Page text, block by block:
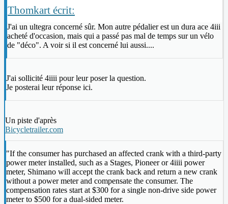
Thomkart écrit:
J'ai un ultegra concerné sûr. Mon autre pédalier est un dura ace 4iii
acheté d'occasion, mais qui a passé pas mal de temps sur un vélo
de "déco". A voir si il est concerné lui aussi....
J'ai sollicité 4iiii pour leur poser la question.
Je posterai leur réponse ici.
Un piste d'après
Bicycletrailer.com
"If the consumer has purchased an affected crank with a third-party
power meter installed, such as a Stages, Pioneer or 4iiii power
meter, Shimano will accept the crank back and return a new crank
without a power meter and compensate the consumer. The
compensation rates start at $300 for a single non-drive side power
meter to $500 for a dual-sided meter.